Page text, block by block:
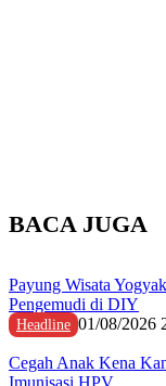
BACA JUGA
Payung Wisata
Pengemudi di DIY
Headline 01/08/2026
Cegah Anak Kena
Imunisasi HPV